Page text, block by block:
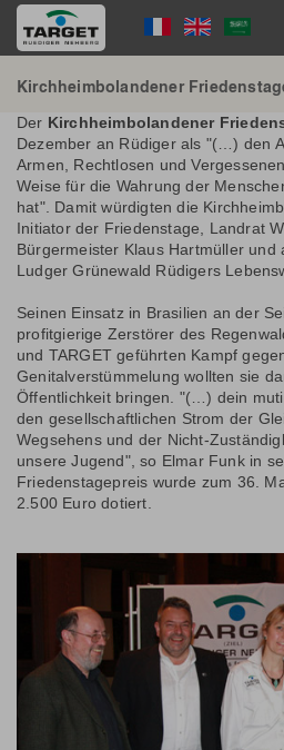
Direkt
zum
Inhalt
Language
Menu
Hauptnavigation
Kirchheimbolandener
Der Kirchheimbolandener
Dezember an Rüdiger als "(…) den
Armen, Rechtlosen und
Weise für die Wahrung der
hat". Damit würdigten die
Initiator der Friedenstage, Landrat
Bürgermeister Klaus Hartmüller und
Ludger Grünewald Rüdigers
Seinen Einsatz in Brasilien an der
profitgierige Zerstörer des
und TARGET geführten Kampf
Genitalverstümmelung wollten sie
Öffentlichkeit bringen. "(…) dein
den gesellschaftlichen Strom der
Wegsehens und der Nicht-
unsere Jugend", so Elmar Funk in
Friedenstagepreis wurde zum 36.
2.500 Euro dotiert.